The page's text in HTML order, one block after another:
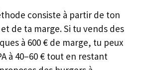
consiste à partir de ton
et de ta marge. Si tu vends des
à 600 € de marge, tu peux
à 40–60 € tout en restant